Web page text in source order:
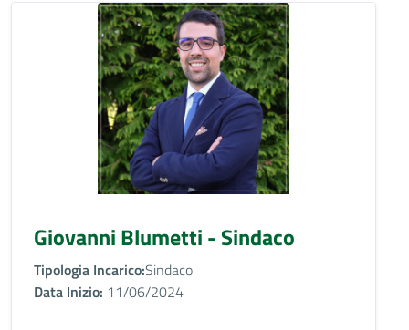
Giovanni Blumetti - Sindaco
Tipologia Incarico:Sindaco
Data Inizio: 11/06/2024